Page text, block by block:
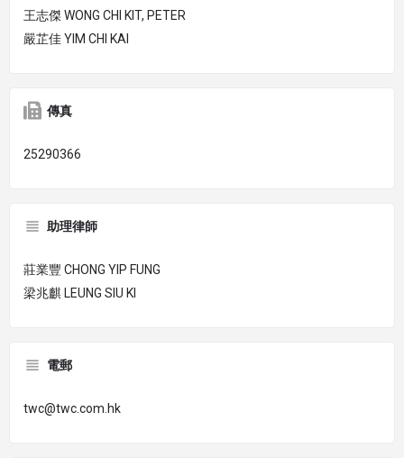
王志傑 WONG CHI KIT, PETER
嚴芷佳 YIM CHI KAI
傳真
25290366
助理律師
莊業豐 CHONG YIP FUNG
梁兆麒 LEUNG SIU KI
電郵
twc@twc.com.hk